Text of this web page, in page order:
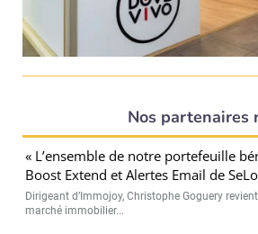
Nos partenaires
« L’ensemble de notre portefeuille
Boost Extend et Alertes Email de
Dirigeant d’Immojoy, Christophe Goguery
marché immobilier...